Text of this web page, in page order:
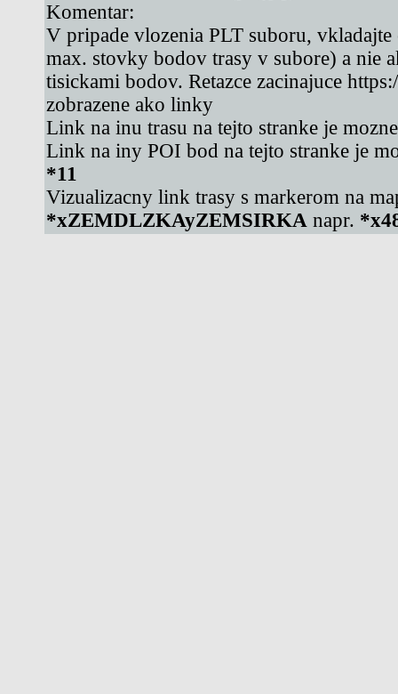
Komentar:
V pripade vlozenia PLT suboru,
max. stovky bodov trasy v subore) a nie
tisickami bodov. Retazce zacinajuce
zobrazene ako linky
Link na inu trasu na tejto stranke je
Link na iny POI bod na tejto stranke je
*11
Vizualizacny link trasy s markerom na
*xZEMDLZKAyZEMSIRKA napr.